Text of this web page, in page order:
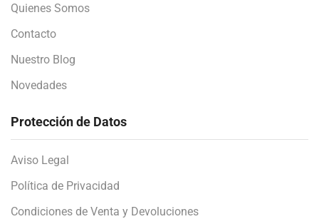
Quienes Somos
Contacto
Nuestro Blog
Novedades
Protección de Datos
Aviso Legal
Política de Privacidad
Condiciones de Venta y Devoluciones